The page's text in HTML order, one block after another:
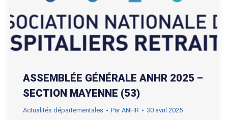
ASSEMBLÉE GÉNÉRALE ANHR 2025 –
SECTION MAYENNE (53)
Actualités départementales ParANHR 30 avril 2025